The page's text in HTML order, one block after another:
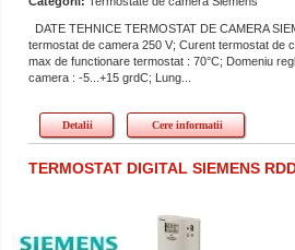
DATE TEHNICE TERMOSTAT DE CAMERA
termostat de camera 250 V; Curent termostat de
max de functionare termostat : 70°C; Domeniu
camera : -5...+15 grdC; Lung...
Detalii Cere informatii
TERMOSTAT DIGITAL SIEMENS